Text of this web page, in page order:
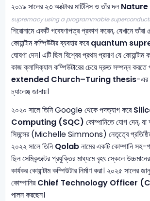
২০১৯ সালের ২৩ অক্টোবর মার্টিনিস ও তাঁর দলNature
supremacy using a programmable
শিরোনামে একটি গবেষণাপত্র প্রকাশ করেন, যেখানে তাঁরা
কোয়ান্টাম কম্পিউটার ব্যবহার করেquantum
ঘোষণা দেন। এটি ছিল বিশ্বের প্রথম প্রমাণ যে কোয়ান্টাম
কাজ ক্লাসিক্যাল কম্পিউটারের চেয়ে দ্রুত সম্পন্ন করতে
extended Church–Turing thesis-এর
চ্যালেঞ্জ জানায়।
২০২০ সালে তিনি Google থেকে পদত্যাগ করে
Computing (SQC) কোম্পানিতে যোগ দেন,
সিমন্সের (Michelle Simmons) নেতৃত্বে প্রতিষ্ঠিত
২০২২ সালে তিনিQolabনামের একটি কোম্পানি সহ-
ছিল সেমিকন্ডাক্টর প্রযুক্তির মাধ্যমে বৃহৎ স্কেলে
কার্যকর কোয়ান্টাম কম্পিউটার নির্মাণ করা। ২০২৫ সালের
কোম্পানিরChief Technology Officer
পালন করছেন।